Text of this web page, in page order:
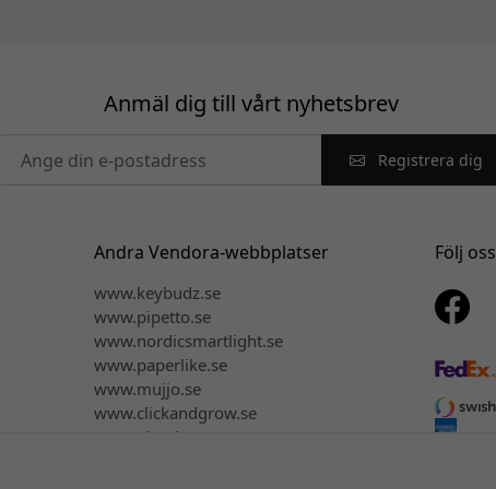
Anmäl dig till vårt nyhetsbrev
Registrera dig
Andra Vendora-webbplatser
www.keybudz.se
www.pipetto.se
www.nordicsmartlight.se
www.paperlike.se
www.mujjo.se
www.clickandgrow.se
www.plaud.se
Följ